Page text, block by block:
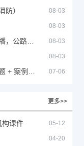
防） 08-03
08-03
08-03
08-03
07-06
更多>>
构课件 05-12
04-20